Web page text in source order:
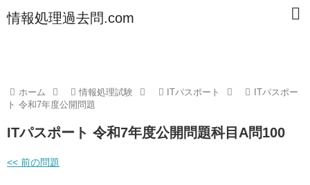
情報処理過去問.com
ホーム 情報処理試験 ITパスポート
ITパスポー
ト 令和7年度公開問題
ITパスポート 令和7年度公開問題科目A問100
<< 前の問題